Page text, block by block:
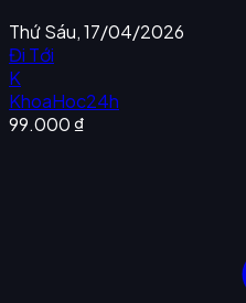
Thứ Sáu, 17/04/2026
Đi Tới
K
KhoaHoc24h
99.000 ₫